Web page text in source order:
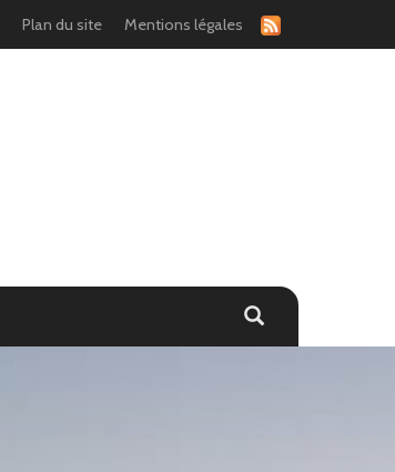
Plan du site Mentions légales